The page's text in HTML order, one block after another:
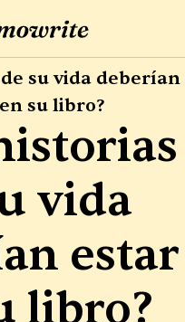
su vida deberían
su libro?
vida
estar
libro?